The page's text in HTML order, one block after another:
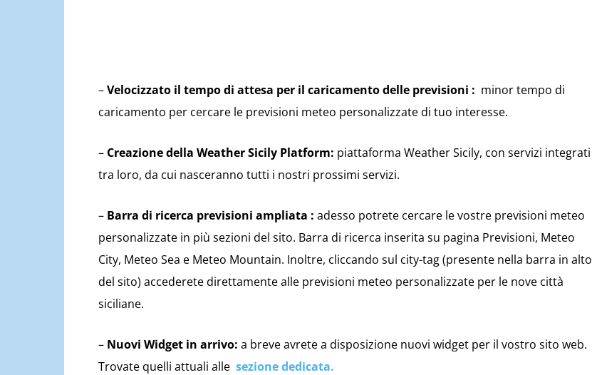
–Velocizzato il tempo di attesa per il caricamento delle previsioni : minor tempo di
caricamento per cercare le previsioni meteo personalizzate di tuo interesse.
– Creazione della Weather Sicily Platform: piattaforma Weather Sicily, con servizi integrati
tra loro, da cui nasceranno tutti i nostri prossimi servizi.
– Barra di ricerca previsioni ampliata : adesso potrete cercare le vostre previsioni meteo
personalizzate in più sezioni del sito. Barra di ricerca inserita su pagina Previsioni, Meteo
City, Meteo Sea e Meteo Mountain. Inoltre, cliccando sul city-tag (presente nella barra in alto
del sito) accederete direttamente alle previsioni meteo personalizzate per le nove città
siciliane.
– Nuovi Widget in arrivo: a breve avrete a disposizione nuovi widget per il vostro sito web.
Trovate quelli attuali alle sezione dedicata.